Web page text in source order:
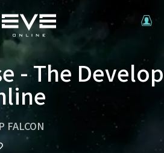
- The
FALCON